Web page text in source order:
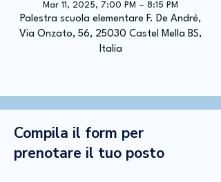
Mar 11, 2025, 7:00 PM – 8:15 PM
Palestra scuola elementare F. De Andrè,
Via Onzato, 56, 25030 Castel Mella BS,
Italia
Compila il form per
prenotare il tuo posto